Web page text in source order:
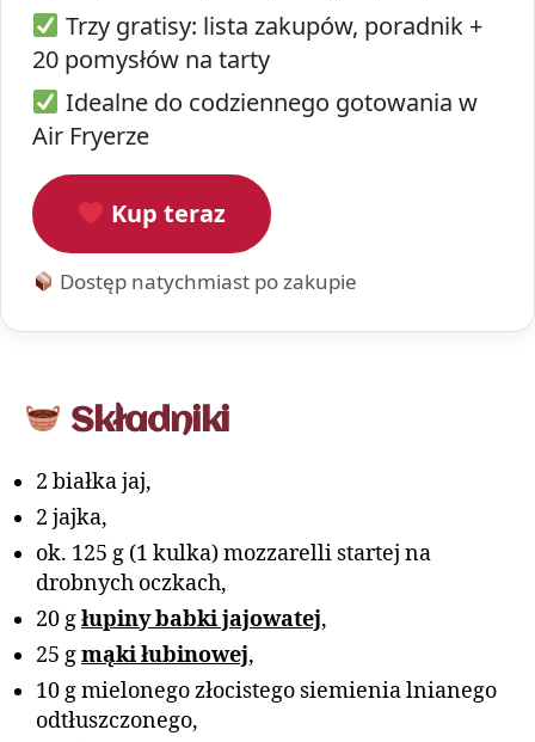
Trzy gratisy: lista zakupów, poradnik +
20 pomysłów na tarty
Idealne do codziennego gotowania w
Air Fryerze
Kup teraz
Dostęp natychmiast po zakupie
Składniki
2 białka jaj,
2 jajka,
ok. 125 g (1 kulka) mozzarelli startej na
drobnych oczkach,
20 głupiny babki jajowatej,
25 gmąki łubinowej,
10 g mielonego złocistego siemienia lnianego
odtłuszczonego,